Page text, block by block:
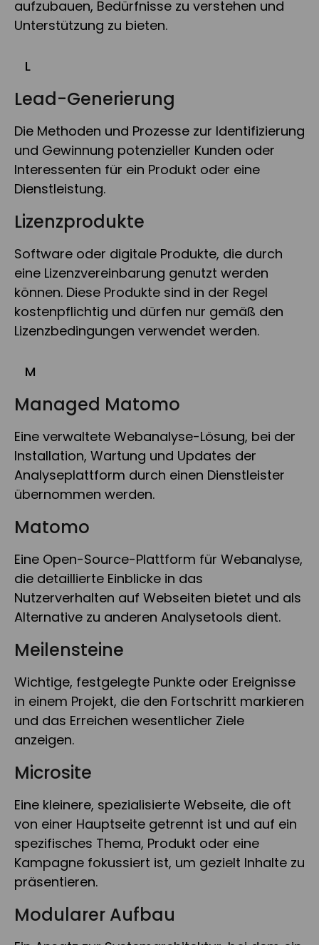
aufzubauen, Bedürfnisse zu verstehen und
Unterstützung zu bieten.
L
Lead-Generierung
Die Methoden und Prozesse zur Identifizierung
und Gewinnung potenzieller Kunden oder
Interessenten für ein Produkt oder eine
Dienstleistung.
Lizenzprodukte
Software oder digitale Produkte, die durch
eine Lizenzvereinbarung genutzt werden
können. Diese Produkte sind in der Regel
kostenpflichtig und dürfen nur gemäß den
Lizenzbedingungen verwendet werden.
M
Managed Matomo
Eine verwaltete Webanalyse-Lösung, bei der
Installation, Wartung und Updates der
Analyseplattform durch einen Dienstleister
übernommen werden.
Matomo
Eine Open-Source-Plattform für Webanalyse,
die detaillierte Einblicke in das
Nutzerverhalten auf Webseiten bietet und als
Alternative zu anderen Analysetools dient.
Meilensteine
Wichtige, festgelegte Punkte oder Ereignisse
in einem Projekt, die den Fortschritt markieren
und das Erreichen wesentlicher Ziele
anzeigen.
Microsite
Eine kleinere, spezialisierte Webseite, die oft
von einer Hauptseite getrennt ist und auf ein
spezifisches Thema, Produkt oder eine
Kampagne fokussiert ist, um gezielt Inhalte zu
präsentieren.
Modularer Aufbau